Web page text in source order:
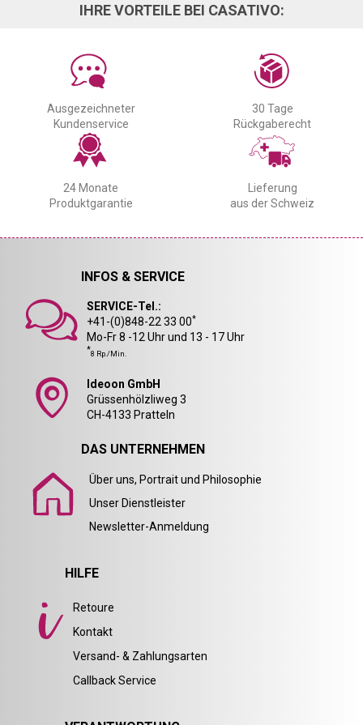
IHRE VORTEILE BEI CASATIVO:
Ausgezeichneter
Kundenservice
30 Tage
Rückgaberecht
24 Monate
Produktgarantie
Lieferung
aus der Schweiz
INFOS & SERVICE
SERVICE-Tel.:
+41-(0)848-22 33 00*
Mo-Fr 8 -12 Uhr und 13 - 17 Uhr
*8 Rp./Min.
Ideoon GmbH
Grüssenhölzliweg 3
CH-4133 Pratteln
DAS UNTERNEHMEN
Über uns, Portrait und Philosophie
Unser Dienstleister
Newsletter-Anmeldung
HILFE
Retoure
Kontakt
Versand- & Zahlungsarten
Callback Service